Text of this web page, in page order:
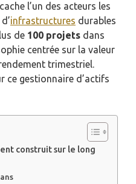
l’un des acteurs les
infrastructures durables
de 100 projets dans
centrée sur la valeur
trimestriel.
ce gestionnaire d’actifs
construit sur le long